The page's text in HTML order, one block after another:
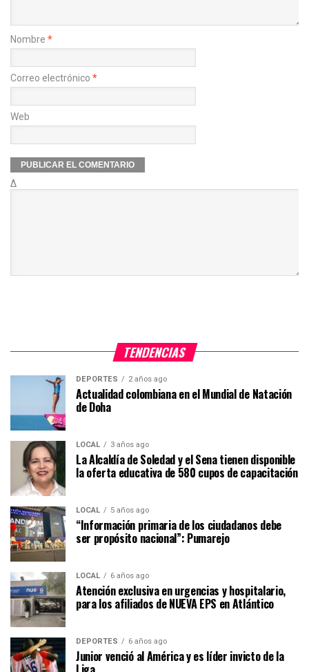
Nombre *
Correo electrónico *
Web
Δ
TENDENCIAS
DEPORTES 2 años ago
Actualidad colombiana en el Mundial de Natación
de Doha
LOCAL 3 años ago
La Alcaldía de Soledad y el Sena tienen disponible
la oferta educativa de 580 cupos de capacitación
LOCAL 5 años ago
“Información primaria de los ciudadanos debe
ser propósito nacional”: Pumarejo
LOCAL 6 años ago
Atención exclusiva en urgencias y hospitalario,
para los afiliados de NUEVA EPS en Atlántico
DEPORTES 6 años ago
Junior venció al América y es líder invicto de la